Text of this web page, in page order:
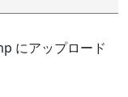
にアップロード